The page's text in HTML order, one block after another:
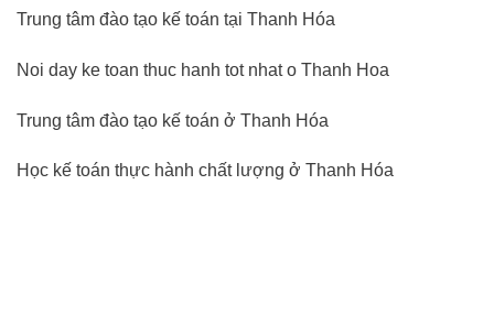
Trung tâm đào tạo kế toán tại Thanh Hóa
Noi day ke toan thuc hanh tot nhat o Thanh Hoa
Trung tâm đào tạo kế toán ở Thanh Hóa
Học kế toán thực hành chất lượng ở Thanh Hóa